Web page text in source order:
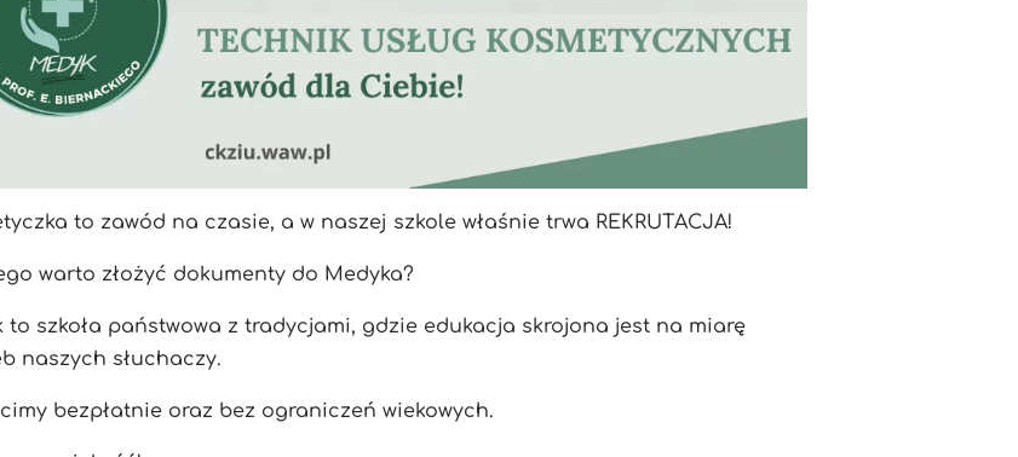
to zawód na czasie, a w naszej szkole właśnie trwa REKRUTACJA!
warto złożyć dokumenty do Medyka?
to szkoła państwowa z tradycjami, gdzie edukacja skrojona jest na miarę
naszych słuchaczy.
bezpłatnie oraz bez ograniczeń wiekowych.